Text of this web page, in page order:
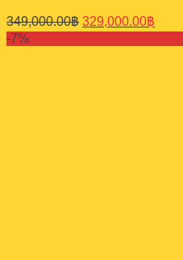
349,000.00฿ Original
price
was:
329,000.00฿
price
is:
-7%